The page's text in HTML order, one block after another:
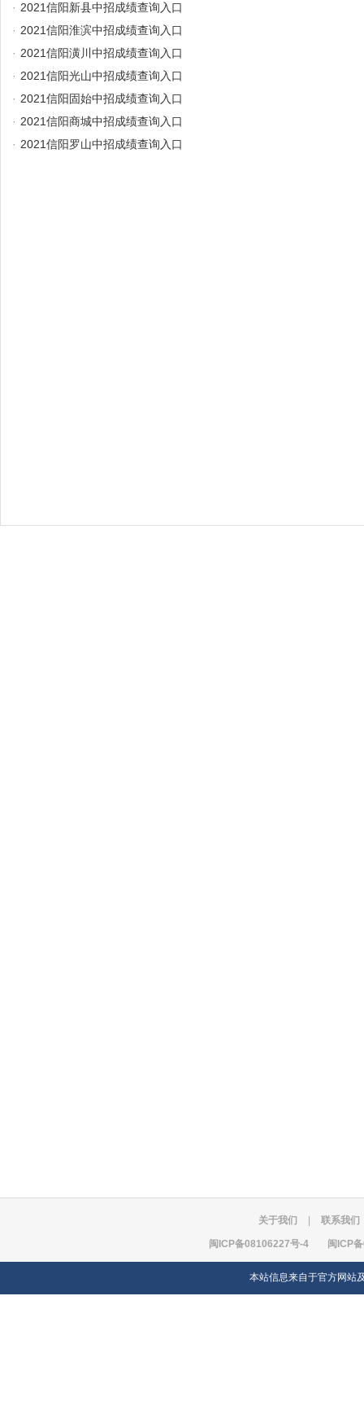
· 2021信阳新县中招成绩查询入口
· 2021信阳淮滨中招成绩查询入口
· 2021信阳潢川中招成绩查询入口
· 2021信阳光山中招成绩查询入口
· 2021信阳固始中招成绩查询入口
· 2021信阳商城中招成绩查询入口
· 2021信阳罗山中招成绩查询入口
关于我们 联系我们
闽ICP备08106227号-4 闽ICP
本站信息来自于官方网站